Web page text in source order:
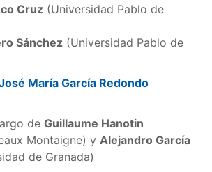
Cruz(Universidad Pablo de
Sánchez(Universidad Pablo de
María García Redondo
de Guillaume Hanotin
Montaigne) y Alejandro García
de Granada)